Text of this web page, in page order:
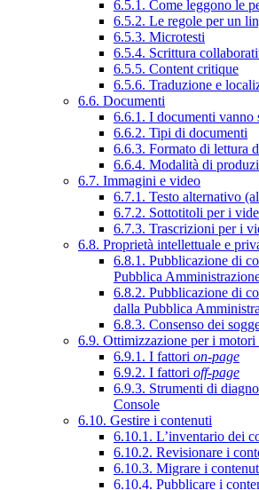
6.5.1. Come leggono le
6.5.2. Le regole per un
6.5.3. Microtesti
6.5.4. Scrittura
6.5.5. Content critique
6.5.6. Traduzione e
6.6. Documenti
6.6.1. I documenti vanno
6.6.2. Tipi di documenti
6.6.3. Formato di lettura
6.6.4. Modalità di
6.7. Immagini e video
6.7.1. Testo alternativo
6.7.2. Sottotitoli per i
6.7.3. Trascrizioni per i
6.8. Proprietà intellettuale e
6.8.1. Pubblicazione di
Pubblica
6.8.2. Pubblicazione di
dalla Pubblica
6.8.3. Consenso dei
6.9. Ottimizzazione per i
6.9.1. I fattori on-page
6.9.2. I fattori off-page
6.9.3. Strumenti di
Console
6.10. Gestire i contenuti
6.10.1. L’inventario dei
6.10.2. Revisionare i
6.10.3. Migrare i
6.10.4. Pubblicare i